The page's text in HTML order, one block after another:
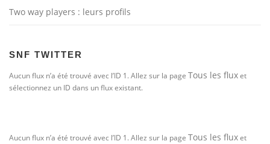
Two way players : leurs profils
SNF TWITTER
Aucun flux n’a été trouvé avec l’ID 1. Allez sur la page Tous les fluxet
sélectionnez un ID dans un flux existant.
Aucun flux n’a été trouvé avec l’ID 1. Allez sur la page Tous les fluxet